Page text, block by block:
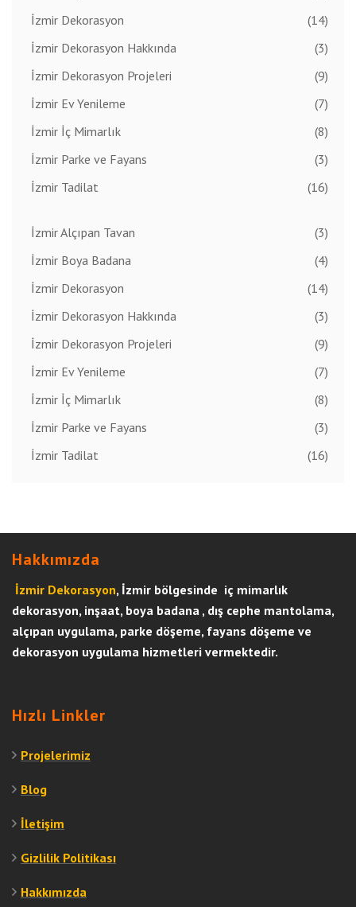
İzmir Dekorasyon
(14)
İzmir Dekorasyon Hakkında
(3)
İzmir Dekorasyon Projeleri
(9)
İzmir Ev Yenileme
(7)
İzmir İç Mimarlık
(8)
İzmir Parke ve Fayans
(3)
İzmir Tadilat
(16)
İzmir Alçıpan Tavan
(3)
İzmir Boya Badana
(4)
İzmir Dekorasyon
(14)
İzmir Dekorasyon Hakkında
(3)
İzmir Dekorasyon Projeleri
(9)
İzmir Ev Yenileme
(7)
İzmir İç Mimarlık
(8)
İzmir Parke ve Fayans
(3)
İzmir Tadilat
(16)
Hakkımızda
İzmir Dekorasyon, İzmir bölgesinde iç mimarlık
dekorasyon, inşaat, boya badana , dış cephe mantolama,
alçıpan uygulama, parke döşeme, fayans döşeme ve
dekorasyon uygulama hizmetleri vermektedir.
Hızlı Linkler
Projelerimiz
Blog
İletişim
Gizlilik Politikası
Hakkımızda